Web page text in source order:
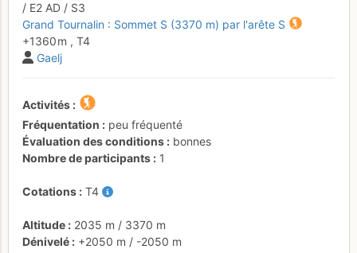
/ E2 AD / S3
Grand Tournalin : Sommet S (3370 m) par l'arête S
+1360 m , T4
Gaelj
Activités
Fréquentation
peu fréquenté
Évaluation des conditions
bonnes
Nombre de participants
1
Cotations T4
Altitude 2035 m / 3370 m
Dénivelé
+2050 m / -2050 m